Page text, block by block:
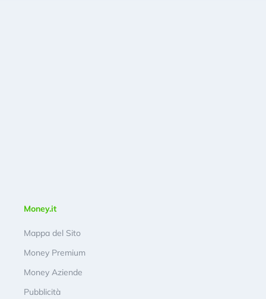
Money.it
Mappa del Sito
Money Premium
Money Aziende
Pubblicità